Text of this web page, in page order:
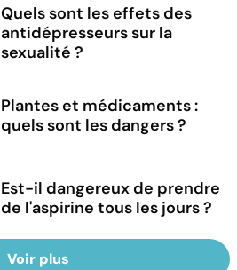
Quels sont les effets des
antidépresseurs sur la
sexualité ?
Plantes et médicaments :
quels sont les dangers ?
Est-il dangereux de prendre
de l'aspirine tous les jours ?
Voir plus